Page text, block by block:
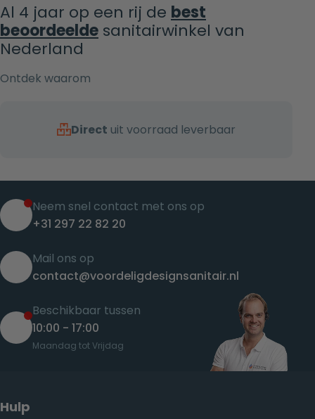
Al 4 jaar op een rij de best
beoordeelde sanitairwinkel van
Nederland
Ontdek waarom
Direct uit voorraad leverbaar
Neem snel contact met ons op
+31 297 22 82 20
Mail ons op
contact@voordeligdesignsanitair.nl
Beschikbaar tussen
10:00 - 17:00
Maandag tot Vrijdag
Hulp